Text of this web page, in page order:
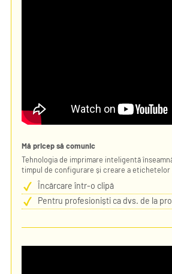
Mă pricep să comunic
Tehnologia de imprimare inteligentă
timpul de configurare și creare a
Încărcare într-o clipă
Pentru profesioniști ca dvs. de la